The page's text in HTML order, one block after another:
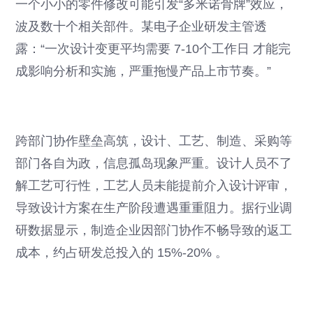
一个小小的零件修改可能引发“多米诺骨牌”效应，
波及数十个相关部件。某电子企业研发主管透
露：“一次设计变更平均需要 7-10个工作日 才能完
成影响分析和实施，严重拖慢产品上市节奏。”
跨部门协作壁垒高筑，设计、工艺、制造、采购等
部门各自为政，信息孤岛现象严重。设计人员不了
解工艺可行性，工艺人员未能提前介入设计评审，
导致设计方案在生产阶段遭遇重重阻力。据行业调
研数据显示，制造企业因部门协作不畅导致的返工
成本，约占研发总投入的 15%-20% 。